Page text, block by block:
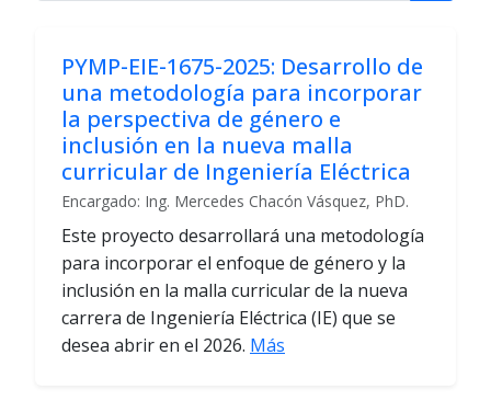
PYMP-EIE-1675-2025: Desarrollo de
una metodología para incorporar
la perspectiva de género e
inclusión en la nueva malla
curricular de Ingeniería Eléctrica
Encargado: Ing. Mercedes Chacón Vásquez, PhD.
Este proyecto desarrollará una metodología
para incorporar el enfoque de género y la
inclusión en la malla curricular de la nueva
carrera de Ingeniería Eléctrica (IE) que se
desea abrir en el 2026. Más